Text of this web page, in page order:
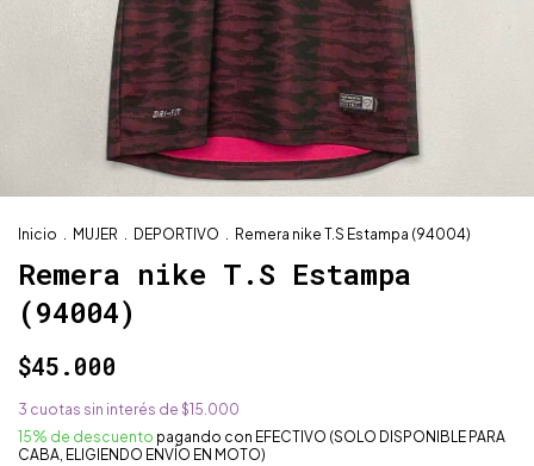
Inicio . MUJER . DEPORTIVO . Remera nike T.S Estampa (94004)
Remera nike T.S Estampa
(94004)
$45.000
3 cuotas sin interés de $15.000
15% de descuento pagando con EFECTIVO (SOLO DISPONIBLE PARA
CABA, ELIGIENDO ENVÍO EN MOTO)